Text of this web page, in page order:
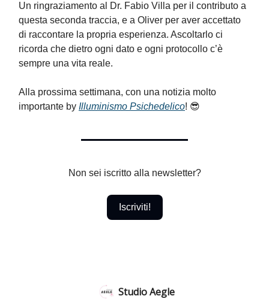
Un ringraziamento al Dr. Fabio Villa per il contributo a
questa seconda traccia, e a Oliver per aver accettato
di raccontare la propria esperienza. Ascoltarlo ci
ricorda che dietro ogni dato e ogni protocollo c’è
sempre una vita reale.
Alla prossima settimana, con una notizia molto
importante by Illuminismo Psichedelico! 😎
Non sei iscritto alla newsletter?
Iscriviti!
Studio Aegle